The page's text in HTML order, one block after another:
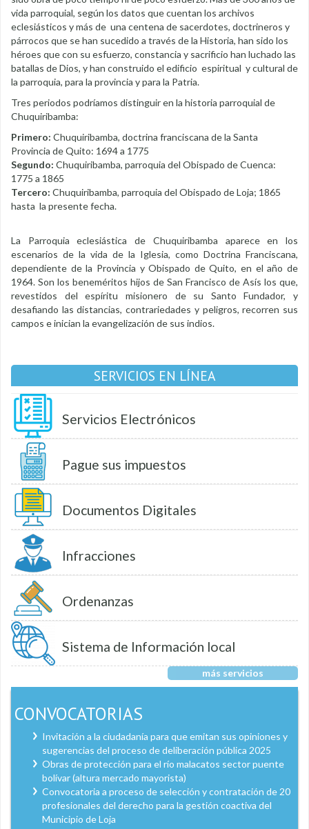
vida parroquial, según los datos que cuentan los archivos
eclesiásticos y más de una centena de sacerdotes, doctrineros y
párrocos que se han sucedido a través de la Historia, han sido los
héroes que con su esfuerzo, constancia y sacrificio han luchado las
batallas de Dios, y han construido el edificio espiritual y cultural de
la parroquia, para la provincia y para la Patria.
Tres periodos podríamos distinguir en la historia parroquial de
Chuquiribamba:
Primero: Chuquiribamba, doctrina franciscana de la Santa
Provincia de Quito: 1694 a 1775
Segundo: Chuquiribamba, parroquia del Obispado de Cuenca:
1775 a 1865
Tercero: Chuquiribamba, parroquia del Obispado de Loja; 1865
hasta la presente fecha.
La Parroquia eclesiástica de Chuquiribamba aparece en los
escenarios de la vida de la Iglesia, como Doctrina Franciscana,
dependiente de la Provincia y Obispado de Quito, en el año de
1964. Son los beneméritos hijos de San Francisco de Asís los que,
revestidos del espíritu misionero de su Santo Fundador, y
desafiando las distancias, contrariedades y peligros, recorren sus
campos e inician la evangelización de sus indios.
SERVICIOS EN LÍNEA
Servicios Electrónicos
Pague sus impuestos
Documentos Digitales
Infracciones
Ordenanzas
Sistema de Información local
más servicios
CONVOCATORIAS
Invitación a la ciudadanía para que emitan sus opiniones y
sugerencias del proceso de deliberación pública 2025
Obras de protección para el río malacatos sector puente
bolívar (altura mercado mayorista)
Convocatoria a proceso de selección y contratación de 20
profesionales del derecho para la gestión coactiva del
Municipio de Loja